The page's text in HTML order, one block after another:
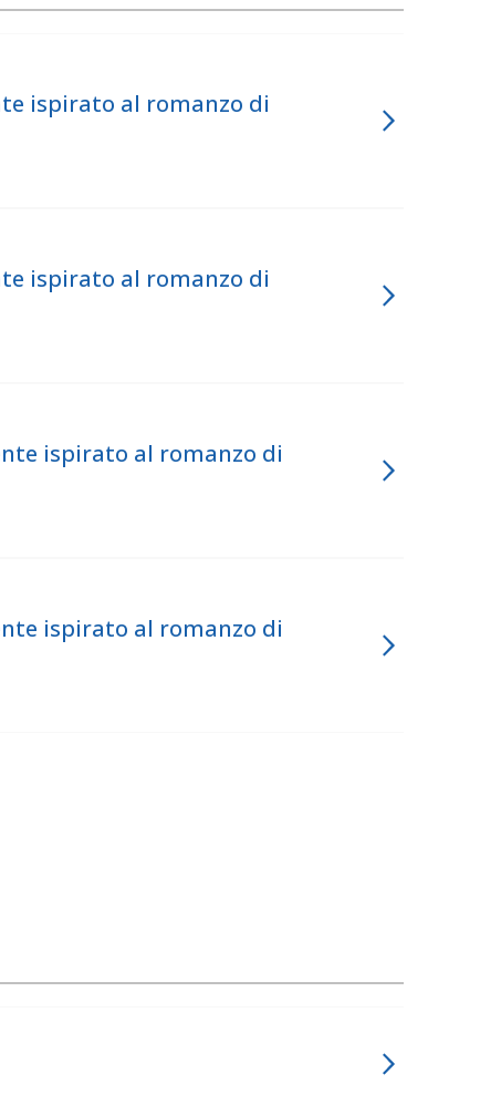
ispirato al romanzo di
ispirato al romanzo di
ispirato al romanzo di
ispirato al romanzo di